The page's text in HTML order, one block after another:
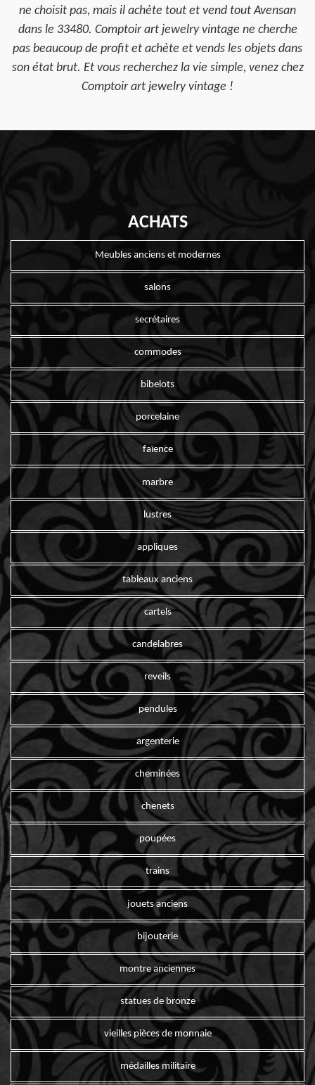
ne choisit pas, mais il achète tout et vend tout Avensan
dans le 33480. Comptoir art jewelry vintage ne cherche
pas beaucoup de profit et achète et vends les objets dans
son état brut. Et vous recherchez la vie simple, venez chez
Comptoir art jewelry vintage !
ACHATS
Meubles anciens et modernes
salons
secrétaires
commodes
bibelots
porcelaine
faïence
marbre
lustres
appliques
tableaux anciens
cartels
candelabres
reveils
pendules
argenterie
cheminées
chenets
poupées
trains
jouets anciens
bijouterie
montre anciennes
statues de bronze
vieilles pièces de monnaie
médailles militaire